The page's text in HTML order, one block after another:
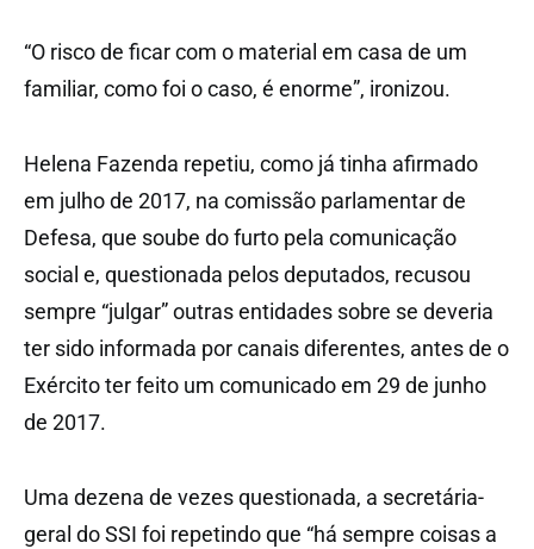
“O risco de ficar com o material em casa de um
familiar, como foi o caso, é enorme”, ironizou.
Helena Fazenda repetiu, como já tinha afirmado
em julho de 2017, na comissão parlamentar de
Defesa, que soube do furto pela comunicação
social e, questionada pelos deputados, recusou
sempre “julgar” outras entidades sobre se deveria
ter sido informada por canais diferentes, antes de o
Exército ter feito um comunicado em 29 de junho
de 2017.
Uma dezena de vezes questionada, a secretária-
geral do SSI foi repetindo que “há sempre coisas a